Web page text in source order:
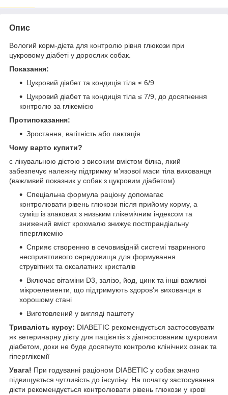
Опис
Вологий корм-дієта для контролю рівня глюкози при
цукровому діабеті у дорослих собак.
Показання:
Цукровий діабет та кондиція тіла ≤ 6/9
Цукровий діабет та кондиція тіла ≤ 7/9, до досягнення
контролю за глікемією
Протипоказання:
Зростання, вагітність або лактація
Чому варто купити?
є лікувальною дієтою з високим вмістом білка, який
забезпечує належну підтримку м'язової маси тіла вихованця
(важливий показник у собак з цукровим діабетом)
Спеціальна формула раціону допомагає
контролювати рівень глюкози після прийому корму, а
суміш із злакових з низьким глікемічним індексом та
знижений вміст крохмалю знижує постпрандіальну
гіперглікемію
Сприяє створенню в сечовивідній системі тваринного
несприятливого середовища для формування
струвітних та оксалатних кристалів
Включає вітаміни D3, залізо, йод, цинк та інші важливі
мікроелементи, що підтримують здоров'я вихованця в
хорошому стані
Виготовлений у вигляді паштету
Тривалість курсу: DIABETIC рекомендується застосовувати
як ветеринарну дієту для пацієнтів з діагностованим цукровим
діабетом, доки не буде досягнуто контролю клінічних ознак та
гіперглікемії
Увага! При годуванні раціоном DIABETIC у собак значно
підвищується чутливість до інсуліну. На початку застосування
дієти рекомендується контролювати рівень глюкози у крові